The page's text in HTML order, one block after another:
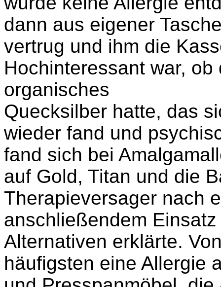
dann aus eigener
vertrug und ihm die
Hochinteressant war,
organisches
Quecksilber hatte, das
wieder fand und
fand sich bei
auf Gold, Titan und die
Therapieversager nach
anschließendem
Alternativen erklärte.
häufigsten eine Allergie